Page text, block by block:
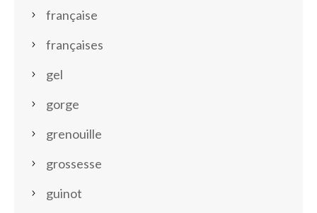
française
françaises
gel
gorge
grenouille
grossesse
guinot